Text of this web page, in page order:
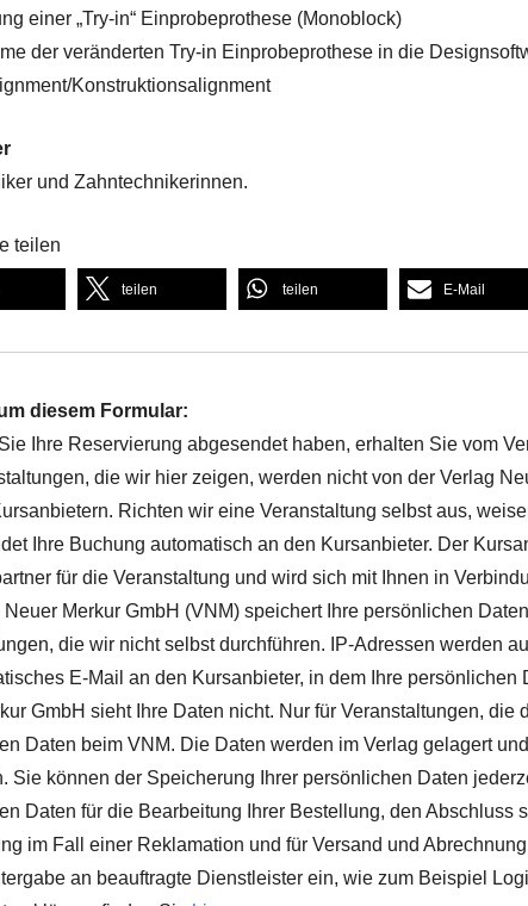
einer „Try-in“ Einprobeprothese (Monoblock)
der veränderten Try-in Einprobeprothese in die
Konstruktionsalignment
und Zahntechnikerinnen.
teilen
teilen teilen E-Mail
diesem Formular:
Ihre Reservierung abgesendet haben, erhalten Sie vom
die wir hier zeigen, werden nicht von der Verlag
Richten wir eine Veranstaltung selbst aus,
Ihre Buchung automatisch an den Kursanbieter. Der
für die Veranstaltung und wird sich mit Ihnen in
Neuer Merkur GmbH (VNM) speichert Ihre persönlichen
die wir nicht selbst durchführen. IP-Adressen werden
E-Mail an den Kursanbieter, in dem Ihre
GmbH sieht Ihre Daten nicht. Nur für Veranstaltungen, die
Daten beim VNM. Die Daten werden im Verlag gelagert
Sie können der Speicherung Ihrer persönlichen Daten
Daten für die Bearbeitung Ihrer Bestellung, den Abschluss
im Fall einer Reklamation und für Versand und
an beauftragte Dienstleister ein, wie zum Beispiel